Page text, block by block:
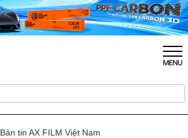
Bản tin AX FILM Việt Nam